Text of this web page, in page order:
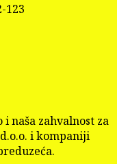
123
naša zahvalnost za
i kompaniji